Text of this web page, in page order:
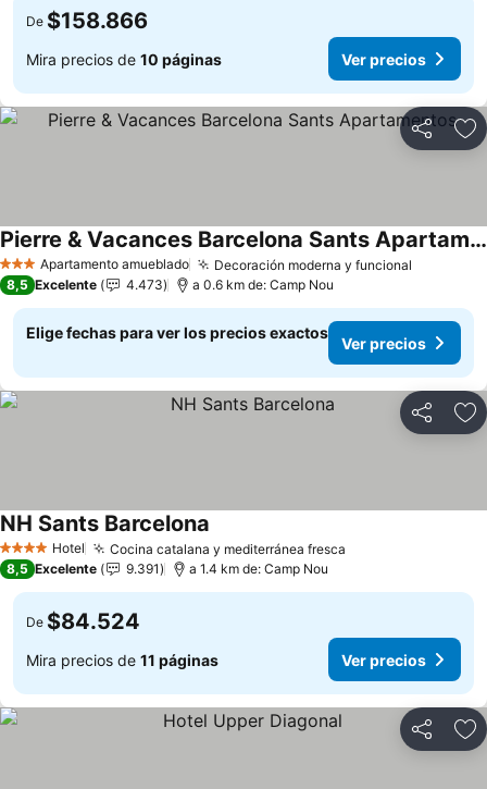
De $158.866
Mira precios de 10 páginas Ver precios
Compartir
3 EstrellasApartamento amueblado Decoración moderna y funcional
Pierre & Vacances Barcelona Sants Apartamentos
8,5 Excelente 4.473 a 0.6 km de: Camp Nou
Elige fechas para ver los precios exactos
Ver precios
Compartir
4 EstrellasHotel Cocina catalana y mediterránea fresca
NH Sants Barcelona
8,5 Excelente 9.391 a 1.4 km de: Camp Nou
De $84.524
Mira precios de 11 páginas Ver precios
Compartir